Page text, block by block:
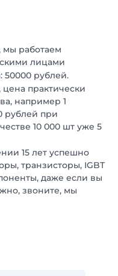
работаем
лицами
50000 рублей.
практически
например 1
рублей при
10 000 шт уже 5
15 лет успешно
транзисторы, IGBT
даже если вы
звоните, мы